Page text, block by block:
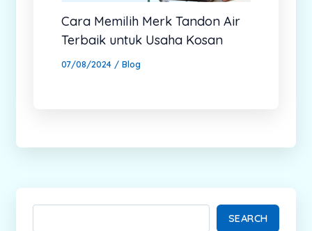
Cara Memilih Merk Tandon Air
Terbaik untuk Usaha Kosan
07/08/2024 / Blog
SEARCH